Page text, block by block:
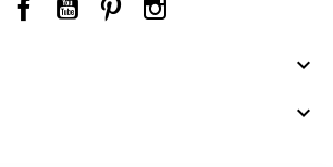
Facebook
YouTube
PinterestInstagram

